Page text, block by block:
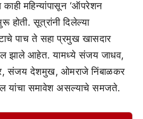
काही महिन्यांपासून ‘ऑपरेशन
होती. सूत्रांनी दिलेल्या
पाच ते सहा प्रमुख खासदार
झाले आहेत. यामध्ये संजय जाधव,
संजय देशमुख, ओमराजे निंबाळकर
यांचा समावेश असल्याचे समजते.